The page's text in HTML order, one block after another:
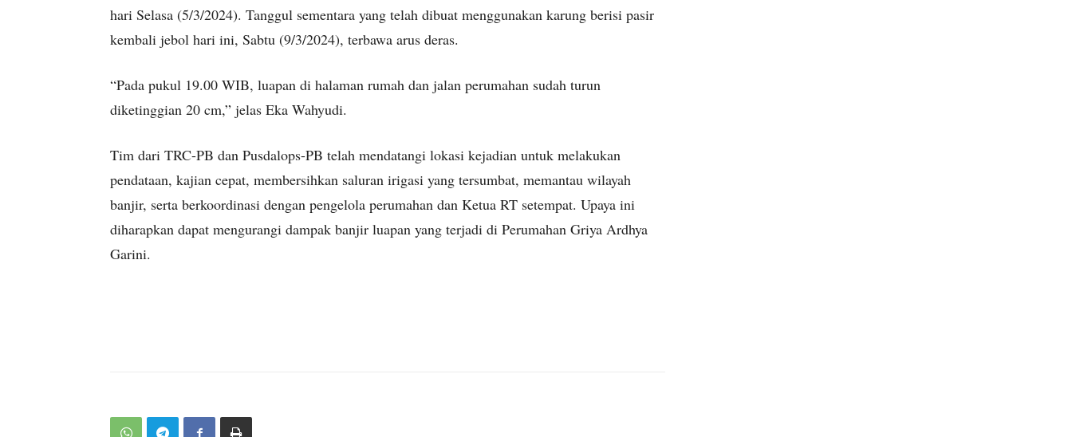
hari Selasa (5/3/2024). Tanggul sementara yang telah dibuat menggunakan karung berisi pasir
kembali jebol hari ini, Sabtu (9/3/2024), terbawa arus deras.
“Pada pukul 19.00 WIB, luapan di halaman rumah dan jalan perumahan sudah turun
diketinggian 20 cm,” jelas Eka Wahyudi.
Tim dari TRC-PB dan Pusdalops-PB telah mendatangi lokasi kejadian untuk melakukan
pendataan, kajian cepat, membersihkan saluran irigasi yang tersumbat, memantau wilayah
banjir, serta berkoordinasi dengan pengelola perumahan dan Ketua RT setempat. Upaya ini
diharapkan dapat mengurangi dampak banjir luapan yang terjadi di Perumahan Griya Ardhya
Garini.